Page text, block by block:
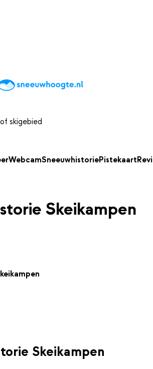
Kaarten
WebcamSneeuwhistoriePistekaart
Skeikampen
Skeikampen